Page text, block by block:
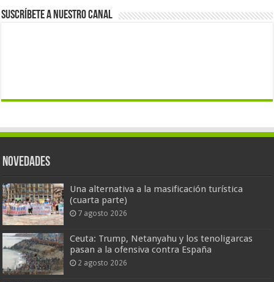
Suscríbete a nuestro canal
Novedades
Una alternativa a la masificación turística
(cuarta parte)
7 agosto 2026
Ceuta: Trump, Netanyahu y los tenoligarcas
pasan a la ofensiva contra España
2 agosto 2026